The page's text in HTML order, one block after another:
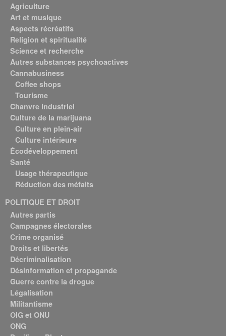
Agriculture
Art et musique
Aspects récréatifs
Religion et spiritualité
Science et recherche
Autres substances psychoactives
Cannabusiness
Coffee shops
Tourisme
Chanvre industriel
Culture de la marijuana
Culture en plein-air
Culture intérieure
Écodéveloppement
Santé
Usage thérapeutique
Réduction des méfaits
POLITIQUE ET DROIT
Autres partis
Campagnes électorales
Crime organisé
Droits et libertés
Décriminalisation
Désinformation et propagande
Guerre contre la drogue
Légalisation
Militantisme
OIG et ONU
ONG